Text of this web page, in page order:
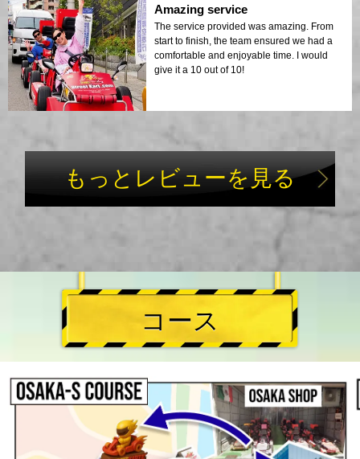
Amazing service
The service provided was amazing. From
start to finish, the team ensured we had a
comfortable and enjoyable time. I would
give it a 10 out of 10!
もっとレビューを見る
コース